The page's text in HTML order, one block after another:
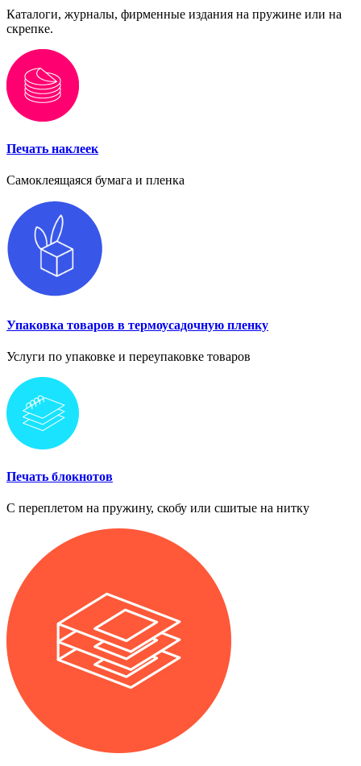
Каталоги, журналы, фирменные издания на пружине или на
скрепке.
Печать наклеек
Самоклеящаяся бумага и пленка
Упаковка товаров в термоусадочную пленку
Услуги по упаковке и переупаковке товаров
Печать блокнотов
С переплетом на пружину, скобу или сшитые на нитку